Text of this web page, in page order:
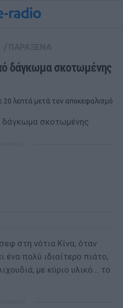
δάγκωμα σκοτωμένης
20 λεπτά μετά τον αποκεφαλισμό
στη νότια Κίνα, όταν
ένα πολύ ιδιαίτερο πιάτο,
με κύριο υλικό... το